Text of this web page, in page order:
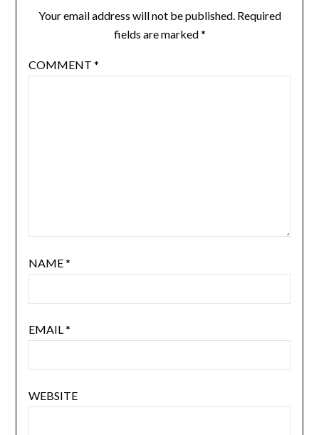
Your email address will not be published. Required
fields are marked*
COMMENT *
NAME*
EMAIL*
WEBSITE